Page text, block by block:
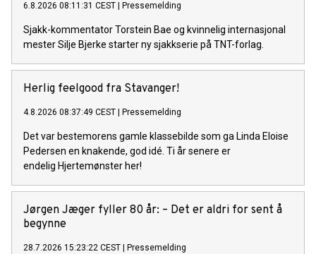
6.8.2026 08:11:31 CEST Pressemelding
Sjakk-kommentator Torstein Bae og kvinnelig internasjonal
mester Silje Bjerke starter ny sjakkserie på TNT-forlag.
Herlig feelgood fra Stavanger!
4.8.2026 08:37:49 CEST Pressemelding
Det var bestemorens gamle klassebilde som ga Linda Eloise
Pedersen en knakende, god idé. Ti år senere er
endelig Hjertemønster her!
Jørgen Jæger fyller 80 år: – Det er aldri for sent å
begynne
28.7.2026 15:23:22 CEST Pressemelding